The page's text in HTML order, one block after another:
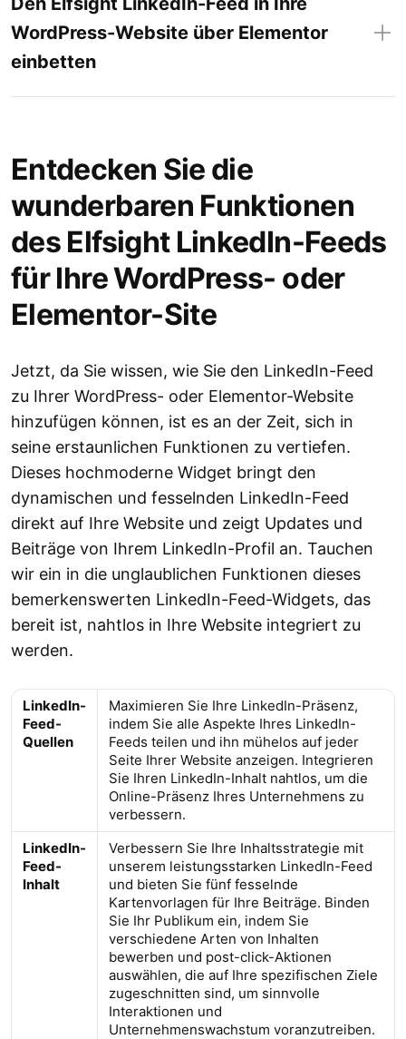
WordPress-Website über Elementor
einbetten
Entdecken Sie die
wunderbaren Funktionen
des Elfsight LinkedIn-Feeds
für Ihre WordPress- oder
Elementor-Site
Jetzt, da Sie wissen, wie Sie den LinkedIn-Feed
zu Ihrer WordPress- oder Elementor-Website
hinzufügen können, ist es an der Zeit, sich in
seine erstaunlichen Funktionen zu vertiefen.
Dieses hochmoderne Widget bringt den
dynamischen und fesselnden LinkedIn-Feed
direkt auf Ihre Website und zeigt Updates und
Beiträge von Ihrem LinkedIn-Profil an. Tauchen
wir ein in die unglaublichen Funktionen dieses
bemerkenswerten LinkedIn-Feed-Widgets, das
bereit ist, nahtlos in Ihre Website integriert zu
werden.
LinkedIn-
Feed-
Quellen
Maximieren Sie Ihre LinkedIn-Präsenz,
indem Sie alle Aspekte Ihres LinkedIn-
Feeds teilen und ihn mühelos auf jeder
Seite Ihrer Website anzeigen. Integrieren
Sie Ihren LinkedIn-Inhalt nahtlos, um die
Online-Präsenz Ihres Unternehmens zu
verbessern.
LinkedIn-
Feed-
Inhalt
Verbessern Sie Ihre Inhaltsstrategie mit
unserem leistungsstarken LinkedIn-Feed
und bieten Sie fünf fesselnde
Kartenvorlagen für Ihre Beiträge. Binden
Sie Ihr Publikum ein, indem Sie
verschiedene Arten von Inhalten
bewerben und post-click-Aktionen
auswählen, die auf Ihre spezifischen Ziele
zugeschnitten sind, um sinnvolle
Interaktionen und
Unternehmenswachstum voranzutreiben.